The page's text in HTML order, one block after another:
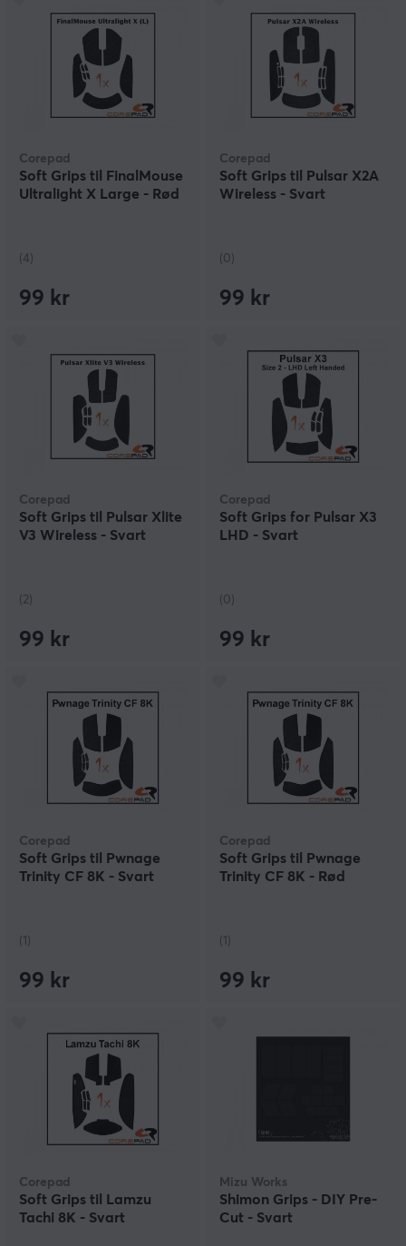
Corepad
Soft Grips til FinalMouse
Ultralight X Large - Rød
(4)
99 kr
Corepad
Soft Grips til Pulsar X2A
Wireless - Svart
(0)
99 kr
Corepad
Soft Grips til Pulsar Xlite
V3 Wireless - Svart
(2)
99 kr
Corepad
Soft Grips for Pulsar X3
LHD - Svart
(0)
99 kr
Corepad
Soft Grips til Pwnage
Trinity CF 8K - Svart
(1)
99 kr
Corepad
Soft Grips til Pwnage
Trinity CF 8K - Rød
(1)
99 kr
Corepad
Soft Grips til Lamzu
Tachi 8K - Svart
Mizu Works
Shimon Grips - DIY Pre-
Cut - Svart